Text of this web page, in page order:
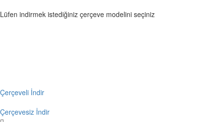
Lüfen indirmek istediğiniz çerçeve modelini seçiniz
Çerçeveli İndir
Çerçevesiz İndir